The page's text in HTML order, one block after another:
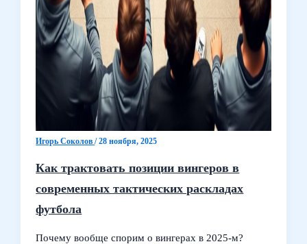
Игорь Соколов/28 ноября, 2025
Как трактовать позиции вингеров в
современных тактических раскладах
футбола
Почему вообще спорим о вингерах в 2025-м?